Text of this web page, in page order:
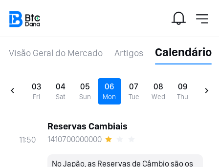
Visão Geral do Mercado Artigos Calendário
03
Fri
04
Sat
05
Sun
06
Mon
07
Tue
08
Wed
09
Thu
11:50
Reservas Cambiais
1410700000000
No Japão, as Reservas de Câmbio são os